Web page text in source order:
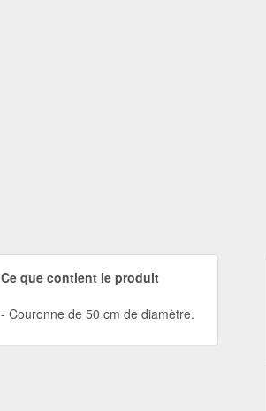
Ce que contient le produit
Couronne de 50 cm de diamètre.